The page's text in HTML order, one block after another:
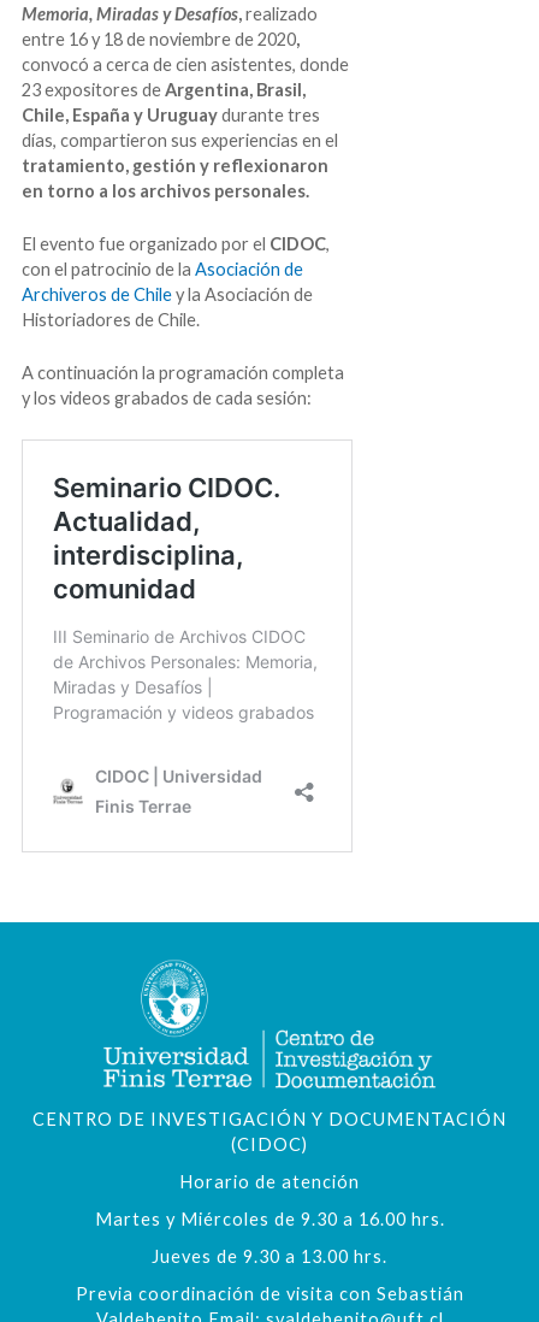
Memoria, Miradas y Desafíos,realizado
entre 16 y 18 de noviembre de 2020,
convocó a cerca de cien asistentes, donde
23 expositores deArgentina, Brasil,
Chile, España y Uruguaydurante tres
días, compartieron sus experiencias en el
tratamiento, gestión y reflexionaron
en torno a los archivos personales.
El evento fue organizado por el CIDOC,
con el patrocinio de la Asociación de
Archiveros de Chiley la Asociación de
Historiadores de Chile.
A continuación la programación completa
y los videos grabados de cada sesión:
CENTRO DE INVESTIGACIÓN Y DOCUMENTACIÓN
(CIDOC)
Horario de atención
Martes y Miércoles de 9.30 a 16.00 hrs.
Jueves de 9.30 a 13.00 hrs.
Previa coordinación de visita con Sebastián